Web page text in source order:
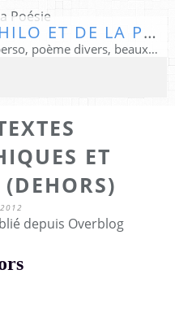
LE MONDE DE LA PHILO ET DE LA POÉSIE
Extraits de livres lus, poèmes perso, poème divers, beaux textes...
ET
depuis Overblog